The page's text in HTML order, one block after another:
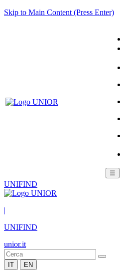
Skip to Main Content (Press Enter)
☰
UNIFIND
|
UNIFIND
unior.it
IT EN